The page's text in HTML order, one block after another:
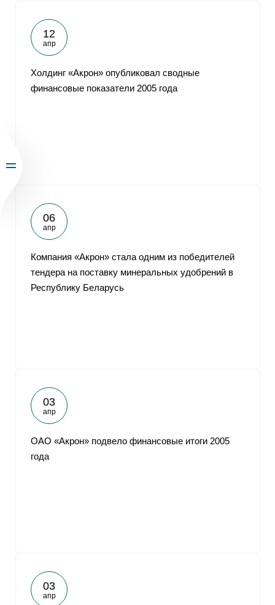
12
апр
Холдинг «Акрон» опубликовал сводные
финансовые показатели 2005 года
06
апр
Компания «Акрон» стала одним из победителей
тендера на поставку минеральных удобрений в
Республику Беларусь
03
апр
ОАО «Акрон» подвело финансовые итоги 2005
года
03
апр